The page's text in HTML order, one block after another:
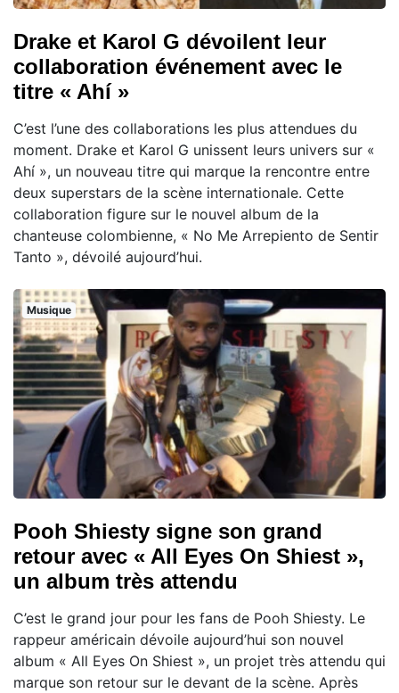
Drake et Karol G dévoilent leur
collaboration événement avec le
titre « Ahí »
C’est l’une des collaborations les plus attendues du
moment. Drake et Karol G unissent leurs univers sur «
Ahí », un nouveau titre qui marque la rencontre entre
deux superstars de la scène internationale. Cette
collaboration figure sur le nouvel album de la
chanteuse colombienne, « No Me Arrepiento de Sentir
Tanto », dévoilé aujourd’hui.
Musique
Pooh Shiesty signe son grand
retour avec « All Eyes On Shiest »,
un album très attendu
C’est le grand jour pour les fans de Pooh Shiesty. Le
rappeur américain dévoile aujourd’hui son nouvel
album « All Eyes On Shiest », un projet très attendu qui
marque son retour sur le devant de la scène. Après